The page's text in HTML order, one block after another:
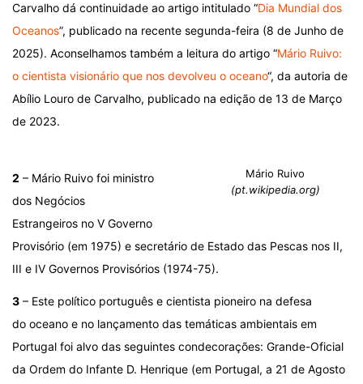
Carvalho dá continuidade ao artigo intitulado “Dia Mundial dos
Oceanos”, publicado na recente segunda-feira (8 de Junho de
2025). Aconselhamos também a leitura do artigo “Mário Ruivo:
o cientista visionário que nos devolveu o oceano“, da autoria de
Abílio Louro de Carvalho, publicado na edição de 13 de Março
de 2023.
Mário Ruivo
(pt.wikipedia.org)
2 – Mário Ruivo foi ministro
dos Negócios
Estrangeiros no V Governo
Provisório (em 1975) e secretário de Estado das Pescas nos II,
III e IV Governos Provisórios (1974-75).
3 – Este político português e cientista pioneiro na defesa
do oceano e no lançamento das temáticas ambientais em
Portugal foi alvo das seguintes condecorações: Grande-Oficial
da Ordem do Infante D. Henrique (em Portugal, a 21 de Agosto